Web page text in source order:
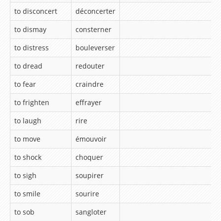
Conversations avec Ted et betty
Jeux / Coloriage
Coloriage en ligne
Jeux de Mots
Jeux de Mots Mêlés
Jeux du Pendu
Jeux de Mémoire
Ressources par niveau
to disconcert
déconcerter
to dismay
consterner
to distress
bouleverser
to dread
redouter
to fear
craindre
to frighten
effrayer
to laugh
rire
to move
émouvoir
to shock
choquer
to sigh
soupirer
to smile
sourire
to sob
sangloter